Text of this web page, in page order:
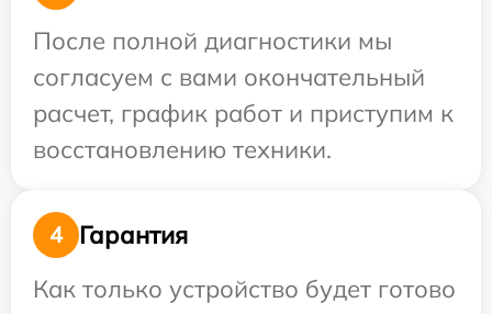
После полной диагностики мы
согласуем с вами окончательный
расчет, график работ и приступим к
восстановлению техники.
4
Гарантия
Как только устройство будет готово